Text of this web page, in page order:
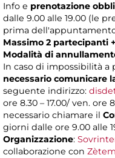
Info e prenotazione
dalle 9.00 alle 19.00 (le
prima
Massimo 2 partecipanti
Modalità di
In caso di impossibilità a
necessario comunicare
seguente indirizzo:
ore 8.30 – 17.00/ ven. ore
necessario chiamare il
giorni dalle ore 9.00 alle
Organizzazione:
collaborazione con